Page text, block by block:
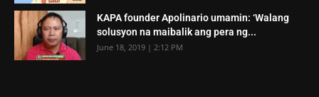
KAPA founder Apolinario umamin: ‘Walang
solusyon na maibalik ang pera ng...
June 18, 2019 | 2:12 PM